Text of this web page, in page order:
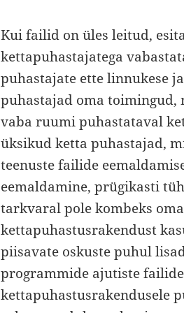
Kui failid on üles leitud,
kettapuhastajatega
puhastajate ette linnukese
puhastajad oma toimingud,
vaba ruumi puhastataval
üksikud ketta puhastajad,
teenuste failide
eemaldamine, prügikasti
tarkvaral pole kombeks
kettapuhastusrakendust
piisavate oskuste puhul
programmide ajutiste
kettapuhastusrakendusele